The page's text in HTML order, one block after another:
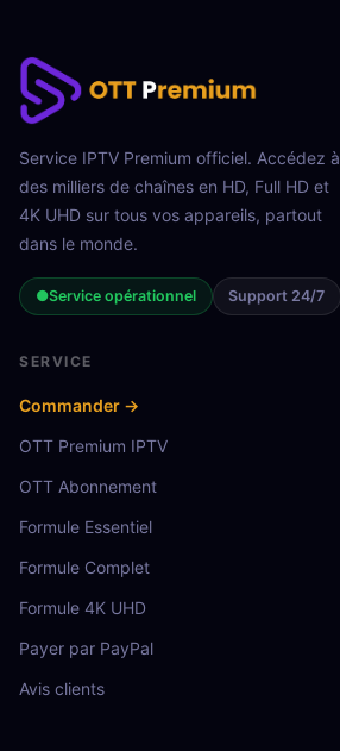
Service IPTV Premium officiel. Accédez à
des milliers de chaînes en HD, Full HD et
4K UHD sur tous vos appareils, partout
dans le monde.
●Service opérationnel Support 24/7
SERVICE
Commander →
OTT Premium IPTV
OTT Abonnement
Formule Essentiel
Formule Complet
Formule 4K UHD
Payer par PayPal
Avis clients